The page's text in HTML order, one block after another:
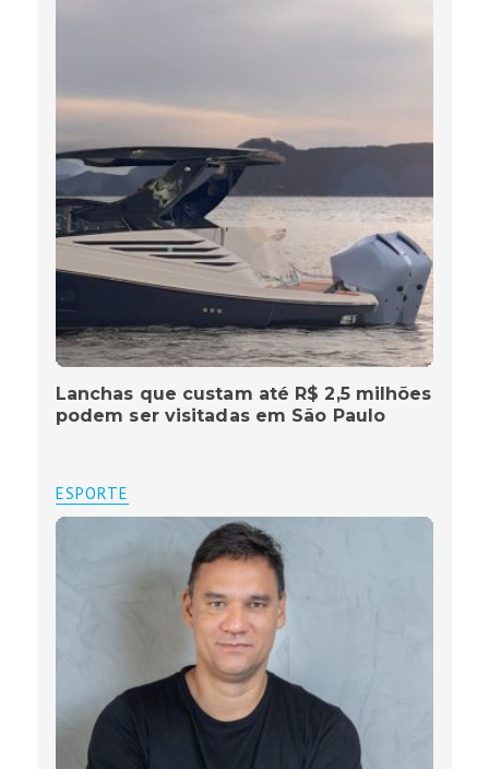
Lanchas que custam até R$ 2,5 milhões
podem ser visitadas em São Paulo
ESPORTE